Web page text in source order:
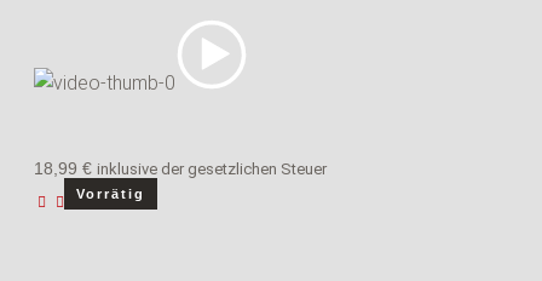
18,99 € inklusive der gesetzlichen Steuer
Vorrätig